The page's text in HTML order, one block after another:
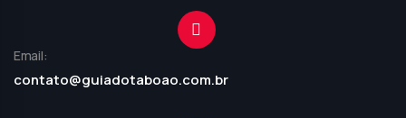
Email:
contato@guiadotaboao.com.br